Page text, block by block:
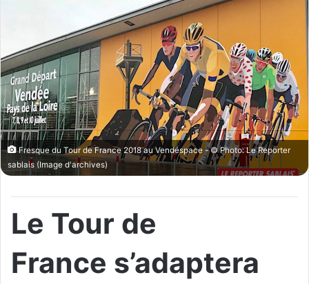
Fresque du Tour de France 2018 au Vendéspace - © Photo: Le Reporter
sablais (Image d'archives)
Le Tour de
France s’adaptera